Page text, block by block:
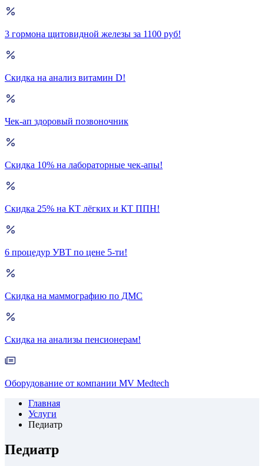
3 гормона щитовидной железы за 1100 руб!
Скидка на анализ витамин D!
Чек-ап здоровый позвоночник
Скидка 10% на лабораторные чек-апы!
Скидка 25% на КТ лёгких и КТ ППН!
6 процедур УВТ по цене 5-ти!
Скидка на маммографию по ДМС
Скидка на анализы пенсионерам!
Оборудование от компании MV Medtech
Главная
Услуги
Педиатр
Педиатр